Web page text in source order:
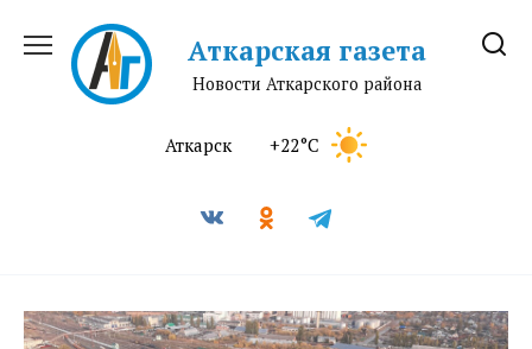
содержанию
Аткарская газета
Новости Аткарского района
Аткарск +22°C